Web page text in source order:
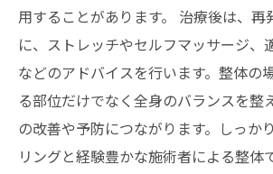
用することがあります。 治療後は、再
に、ストレッチやセルフマッサージ、
などのアドバイスを行います。整体の
る部位だけでなく全身のバランスを整
の改善や予防につながります。しっか
リングと経験豊かな施術者による整体